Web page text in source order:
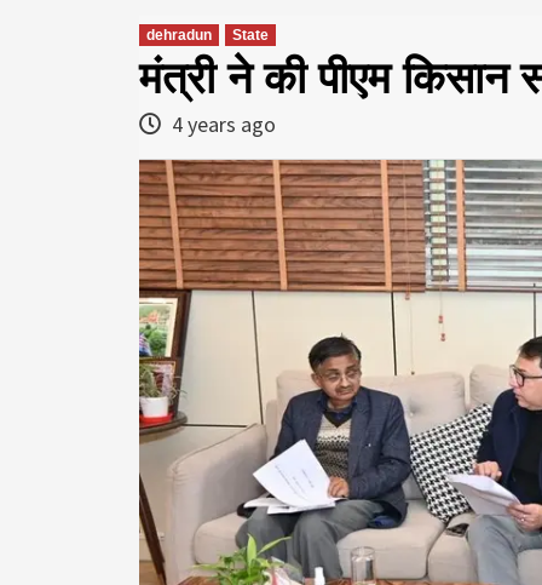
dehradun State
मंत्री ने की पीएम किसान
4 years ago